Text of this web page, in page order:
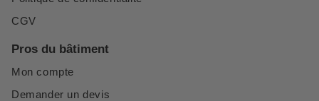
CGV
Pros du bâtiment
Mon compte
Demander un devis